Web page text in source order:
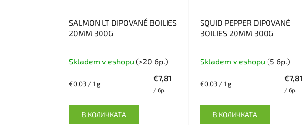
SALMON LT DIPOVANÉ BOILIES
20MM 300G
Skladem v eshopu (>20 бр.)
€7,81
/ бр.
Измерване
€0,03 / 1 g
В КОЛИЧКАТА
SQUID PEPPER DIPOVANÉ
BOILIES 20MM 300G
Skladem v eshopu (5 бр.)
€7,81
/ бр.
Измерване
€0,03 / 1 g
В КОЛИЧКАТА